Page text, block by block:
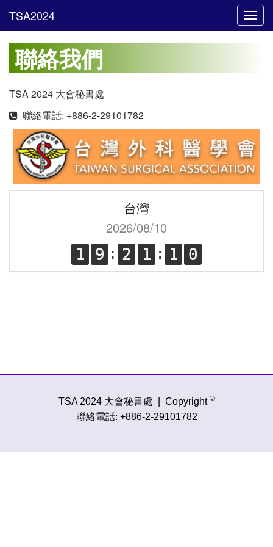
聯絡我們
TSA 2024 大會秘書處
聯絡電話: +886-2-29101782
台灣
2026/08/10
TSA 2024 大會秘書處 Copyright ©
聯絡電話: +886-2-29101782